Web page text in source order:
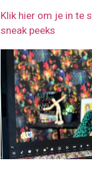
Klik hier om je in te
sneak peeks